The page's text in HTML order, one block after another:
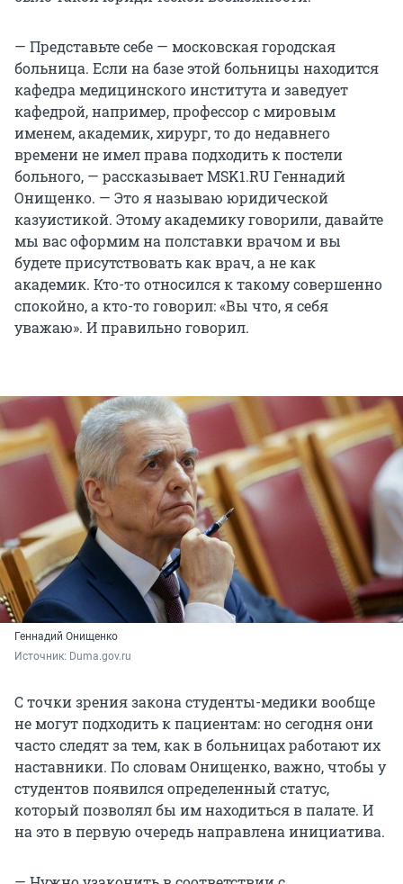
— Представьте себе — московская городская
больница. Если на базе этой больницы находится
кафедра медицинского института и заведует
кафедрой, например, профессор с мировым
именем, академик, хирург, то до недавнего
времени не имел права подходить к постели
больного, — рассказывает MSK1.RU Геннадий
Онищенко. — Это я называю юридической
казуистикой. Этому академику говорили, давайте
мы вас оформим на полставки врачом и вы
будете присутствовать как врач, а не как
академик. Кто-то относился к такому совершенно
спокойно, а кто-то говорил: «Вы что, я себя
уважаю». И правильно говорил.
Геннадий Онищенко
Источник: Duma.gov.ru
С точки зрения закона студенты-медики вообще
не могут подходить к пациентам: но сегодня они
часто следят за тем, как в больницах работают их
наставники. По словам Онищенко, важно, чтобы у
студентов появился определенный статус,
который позволял бы им находиться в палате. И
на это в первую очередь направлена инициатива.